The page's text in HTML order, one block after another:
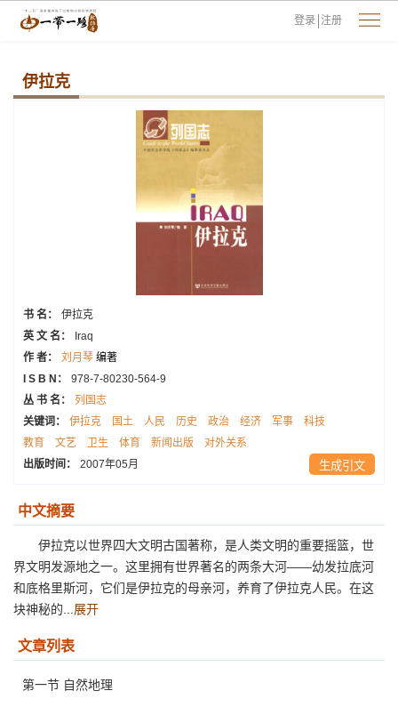
登录 注册
伊拉克
书 名：
伊拉克
英 文 名：
Iraq
作 者：
刘月琴 编著
I S B N：
978-7-80230-564-9
丛 书 名：
列国志
关键词：
伊拉克 国土 人民 历史 政治 经济 军事
科技
教育
文艺 卫生 体育 新闻出版
对外关系
出版时间：
2007年05月 生成引文
中文摘要
伊拉克以世界四大文明古国著称，是人类文明的重要摇篮，世
界文明发源地之一。这里拥有世界著名的两条大河——幼发拉底河
和底格里斯河，它们是伊拉克的母亲河，养育了伊拉克人民。在这
块神秘的... 展开
文章列表
第一节 自然地理